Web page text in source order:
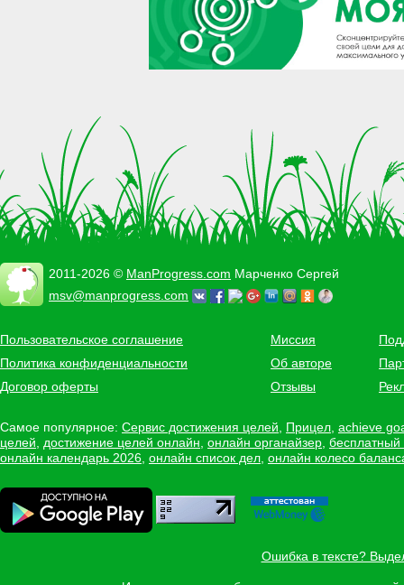
2011-2026 © ManProgress.com Марченко Сергей
msv@manprogress.com
Пользовательское соглашение
Политика конфиденциальности
Договор оферты
Миссия
Об авторе
Отзывы
Самое популярное: Сервис достижения целей Прицел achieve
целей
достижение целей онлайн онлайн органайзер
онлайн календарь 2026 онлайн список дел онлайн колесо
Ошибка в тексте?